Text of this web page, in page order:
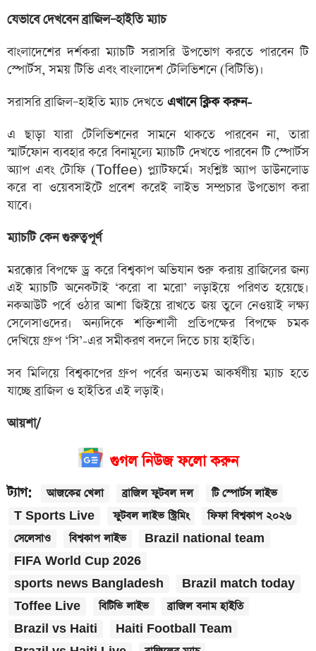
যেভাবে দেখবেন ব্রাজিল–হাইতি ম্যাচ
বাংলাদেশের দর্শকরা ম্যাচটি সরাসরি উপভোগ করতে পারবেন টি
স্পোর্টস, সময় টিভি এবং বাংলাদেশ টেলিভিশনে (বিটিভি)।
সরাসরি ব্রাজিল–হাইতি ম্যাচ দেখতে এখানে ক্লিক করুন-
এ ছাড়া যারা টেলিভিশনের সামনে থাকতে পারবেন না, তারা
স্মার্টফোন ব্যবহার করে বিনামূল্যে ম্যাচটি দেখতে পারবেন টি স্পোর্টস
অ্যাপ এবং টোফি (Toffee) প্ল্যাটফর্মে। সংশ্লিষ্ট অ্যাপ ডাউনলোড
করে বা ওয়েবসাইটে প্রবেশ করেই লাইভ সম্প্রচার উপভোগ করা
যাবে।
ম্যাচটি কেন গুরুত্বপূর্ণ
মরক্কোর বিপক্ষে ড্র করে বিশ্বকাপ অভিযান শুরু করায় ব্রাজিলের জন্য
এই ম্যাচটি অনেকটাই ‘করো বা মরো’ লড়াইয়ে পরিণত হয়েছে।
নকআউট পর্বে ওঠার আশা জিইয়ে রাখতে জয় তুলে নেওয়াই লক্ষ্য
সেলেসাওদের। অন্যদিকে শক্তিশালী প্রতিপক্ষের বিপক্ষে চমক
দেখিয়ে গ্রুপ ‘সি’-এর সমীকরণ বদলে দিতে চায় হাইতি।
সব মিলিয়ে বিশ্বকাপের গ্রুপ পর্বের অন্যতম আকর্ষণীয় ম্যাচ হতে
যাচ্ছে ব্রাজিল ও হাইতির এই লড়াই।
আয়শা/
গুগল নিউজ ফলো করুন
ট্যাগ: আজকের খেলা ব্রাজিল ফুটবল দল
টি স্পোর্টস লাইভ
T Sports Live
ফুটবল লাইভ স্ট্রিমিং
ফিফা বিশ্বকাপ ২০২৬
সেলেসাও
বিশ্বকাপ লাইভ
Brazil national team
FIFA World Cup 2026
sports news Bangladesh
Brazil match today
Toffee Live
বিটিভি লাইভ
ব্রাজিল বনাম হাইতি
Brazil vs Haiti
Haiti Football Team